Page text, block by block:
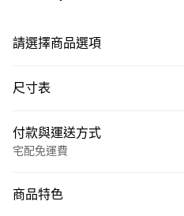
請選擇商品選項
尺寸表
付款與運送方式
宅配免運費
信用卡一次付款
商品特色